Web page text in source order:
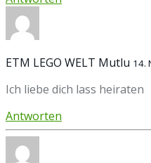
ETM LEGO WELT Mutlu 14.
Ich liebe dich lass heiraten
Antworten